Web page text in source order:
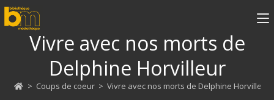
Vivre avec nos morts de
Delphine Horvilleur
> Coups de coeur > Vivre avec nos morts de Delphine Horvilleur